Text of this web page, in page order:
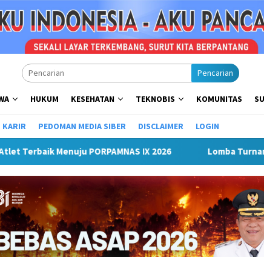
Pencarian
HUKUM KESEHATAN TEKNOBIS KOMUNITAS
KARIR PEDOMAN MEDIA SIBER DISCLAIMER LOGIN
Turnamen Mini Soccer Antar Organisasi Perangkat